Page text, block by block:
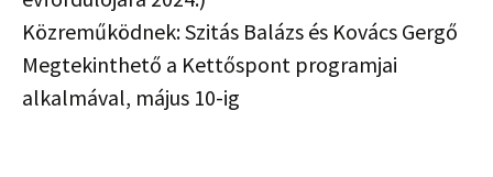
Közreműködnek: Szitás Balázs és Kovács Gergő
Megtekinthető a Kettőspont programjai
alkalmával, május 10-ig